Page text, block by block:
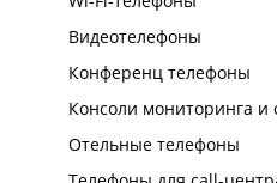
Видеотелефоны
Конференц телефоны
Консоли мониторинга
Отельные телефоны